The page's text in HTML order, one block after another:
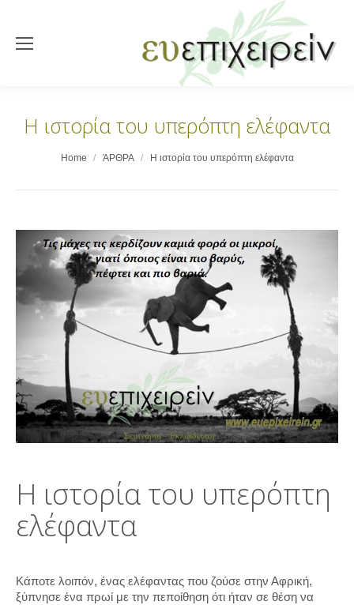
Η ιστορία του υπερόπτη ελέφαντα
You are here:
Home ΆΡΘΡΑ Η ιστορία του υπερόπτη ελέφαντα
Η ιστορία του υπερόπτη
ελέφαντα
Κάποτε λοιπόν, ένας ελέφαντας που ζούσε στην Αφρική,
ξύπνησε ένα πρωί με την πεποίθηση ότι ήταν σε θέση να